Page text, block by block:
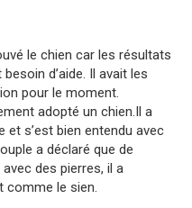
le chien car les résultats
d’aide. Il avait les
pour le moment.
adopté un chien.Il a
et s’est bien entendu avec
a déclaré que de
des pierres, il a
comme le sien.